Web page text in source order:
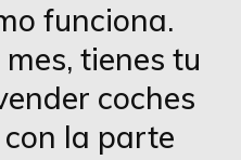
funciona.
tienes tu
coches
la parte